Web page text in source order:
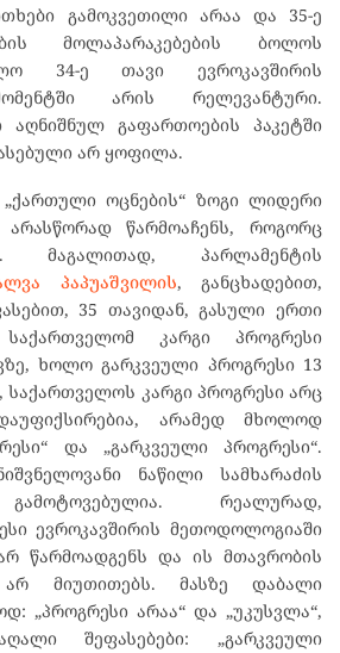
გამოკვეთილი არაა და 35-ე
მოლაპარაკებების ბოლოს
34-ე თავი ევროკავშირის
არის რელევანტური.
აღნიშნულ გაფართოების პაკეტში
არ ყოფილა.
„ქართული ოცნების“ ზოგი ლიდერი
წარმოაჩენს, როგორც
მაგალითად, პარლამენტის
პაპუაშვილის, განცხადებით,
35 თავიდან, გასული ერთი
კარგი პროგრესი
ხოლო გარკვეული პროგრესი 13
საქართველოს კარგი პროგრესი არც
არამედ მხოლოდ
და „გარკვეული პროგრესი“.
ნაწილი სამხარაძის
გამოტოვებულია. რეალურად,
ევროკავშირის მეთოდოლოგიაში
წარმოადგენს და ის მთავრობის
არ მიუთითებს. მასზე დაბალი
„პროგრესი არაა“ და „უკუსვლა“,
შეფასებები: „გარკვეული